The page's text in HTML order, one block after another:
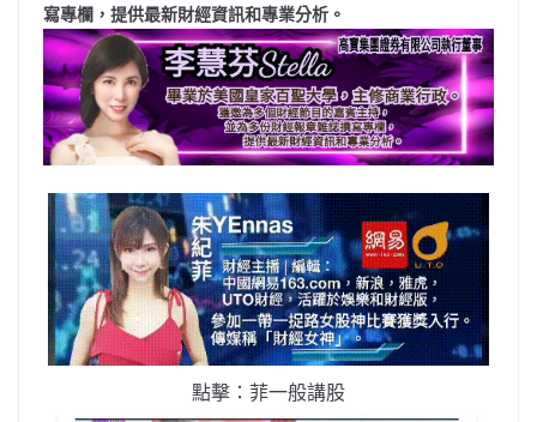
寫專欄，提供最新財經資訊和專業分析。
點擊：菲一般講股